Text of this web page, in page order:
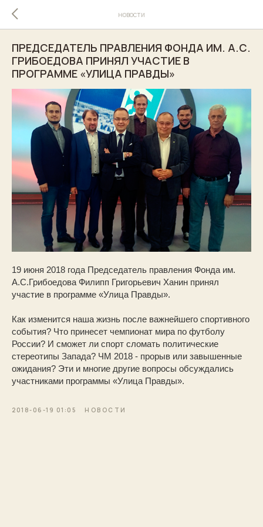
новости
ПРЕДСЕДАТЕЛЬ ПРАВЛЕНИЯ ФОНДА ИМ. А.С.
ГРИБОЕДОВА ПРИНЯЛ УЧАСТИЕ В
ПРОГРАММЕ «УЛИЦА ПРАВДЫ»
19 июня 2018 года Председатель правления Фонда им.
А.С.Грибоедова Филипп Григорьевич Ханин принял
участие в программе «Улица Правды».
Как изменится наша жизнь после важнейшего спортивного
события? Что принесет чемпионат мира по футболу
России? И сможет ли спорт сломать политические
стереотипы Запада? ЧМ 2018 - прорыв или завышенные
ожидания? Эти и многие другие вопросы обсуждались
участниками программы «Улица Правды».
2018-06-19 01:05 НОВОСТИ